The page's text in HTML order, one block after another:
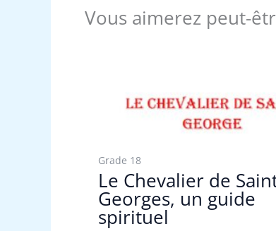
Vous aimerez peut-
Grade 18
Le Chevalier de
Georges, un guide
spirituel